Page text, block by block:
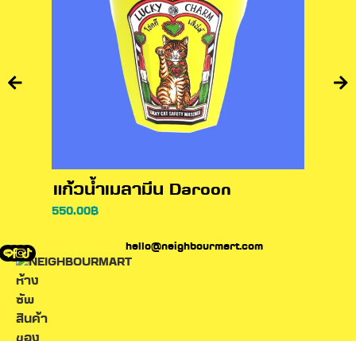
แก้วน้ำเมลามีน Daroon
550.00฿
hello@neighbourmart.com